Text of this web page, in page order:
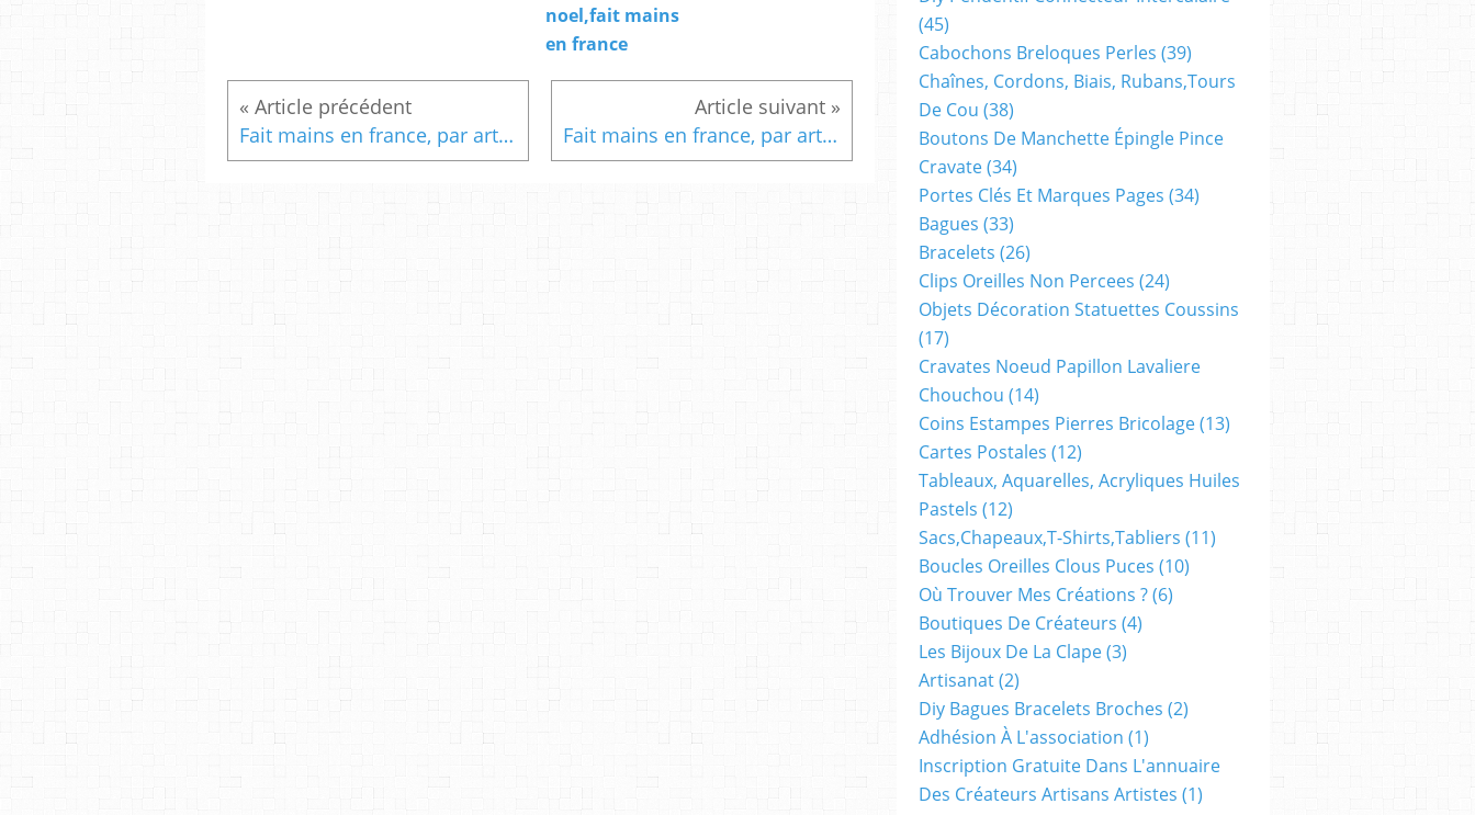
noel,fait mains
en france
Fait mains en france, par artiste peintre,aquarelle originale isabelle k,bleu blanc,dormeuses rondes 14mm,laiton noir,boucles oreilles percées,boho bobo,fantastique gothique,art deco art nouveau,baroque victorien,cadeau fete anniversaire,fashion,ooak Fait mains en france, par artiste peintre,aquarelle originale isabelle k,bleu blanc rouge,dormeuses laiton noir,cabochons ovales 10x14mm,,bijou femme fille,boho bobo fantastique,gothique art deco art nouveau,baroque victorien rococo,cadeau fete anniversaire,abstrait,fashion punk ethnique
(45)
Cabochons Breloques Perles (39)
Chaînes, Cordons, Biais, Rubans,tours
De Cou (38)
Boutons De Manchette Épingle Pince
Cravate(34)
Portes Clés Et Marques Pages (34)
Bagues (33)
Bracelets (26)
Clips Oreilles Non Percees (24)
Objets Décoration Statuettes Coussins
(17)
Cravates Noeud Papillon Lavaliere
Chouchou (14)
Coins Estampes Pierres Bricolage(13)
Cartes Postales (12)
Tableaux, Aquarelles, Acryliques Huiles
Pastels (12)
Sacs,chapeaux,t-Shirts,tabliers (11)
Boucles Oreilles Clous Puces (10)
Où Trouver Mes Créations ?(6)
Boutiques De Créateurs (4)
Les Bijoux De La Clape(3)
Artisanat(2)
Diy Bagues Bracelets Broches (2)
Adhésion À L'association (1)
Inscription Gratuite Dans L'annuaire
Des Créateurs Artisans Artistes (1)